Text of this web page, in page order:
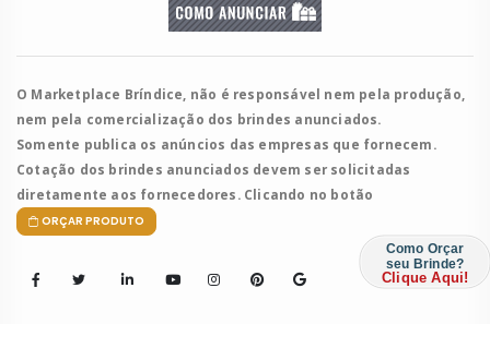
O Marketplace Bríndice, não é responsável nem pela produção,
nem pela comercialização dos brindes anunciados.
Somente publica os anúncios das empresas que fornecem.
Cotação dos brindes anunciados devem ser solicitadas
diretamente aos fornecedores. Clicando no botão
ORÇAR PRODUTO
Como Orçar
seu Brinde?
Clique Aqui!